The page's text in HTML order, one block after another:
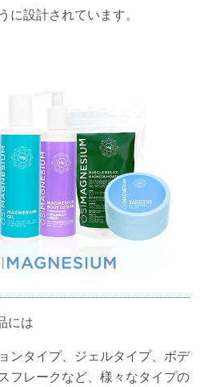
設計されています。
には
ンタイプ、ジェルタイプ、ボデ
フレークなど、様々なタイプの